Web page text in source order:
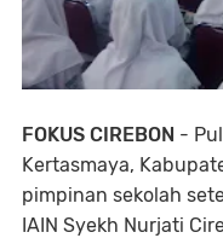
FOKUS CIREBON -
Kertasmaya,
pimpinan sekolah
IAIN Syekh Nurjati